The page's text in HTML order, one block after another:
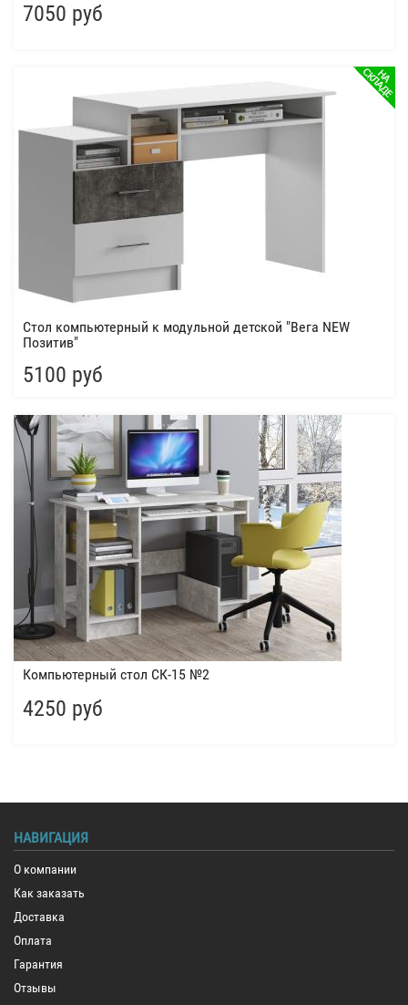
7050 руб
Стол компьютерный к модульной детской "Вега NEW
Позитив"
5100 руб
Компьютерный стол СК-15 №2
4250 руб
НАВИГАЦИЯ
О компании
Как заказать
Доставка
Оплата
Гарантия
Отзывы